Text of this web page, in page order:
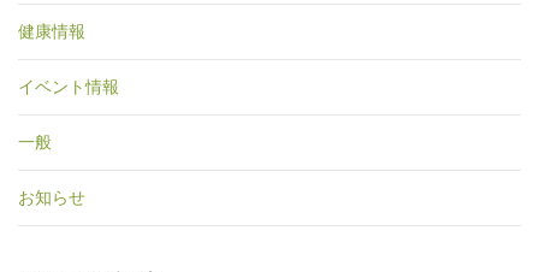
健康情報
イベント情報
一般
お知らせ